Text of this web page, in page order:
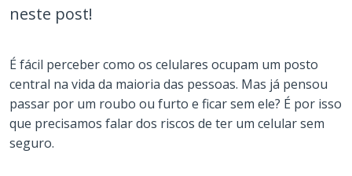
neste post!
É fácil perceber como os celulares ocupam um posto
central na vida da maioria das pessoas. Mas já pensou
passar por um roubo ou furto e ficar sem ele? É por isso
que precisamos falar dos riscos de ter um celular sem
seguro.